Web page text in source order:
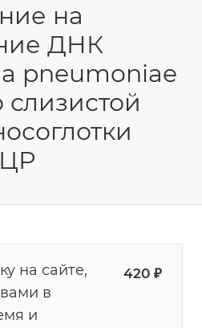
на
ДНК
pneumoniae
слизистой
на сайте,
в
и
420 ₽